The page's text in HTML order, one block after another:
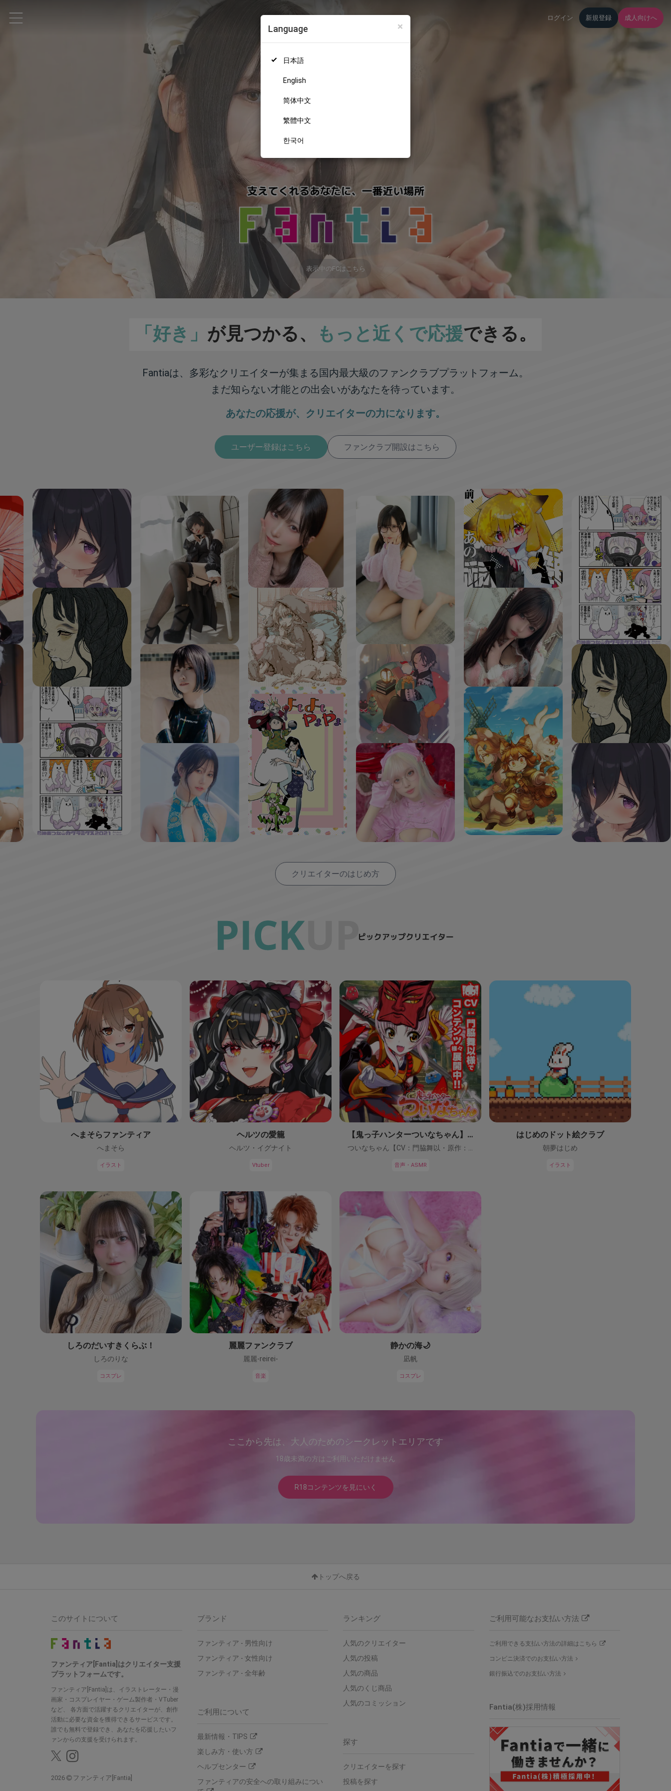
×
Language
日本語
English
简体中文
繁體中文
한국어
ログイン 新規登録 成人向けへ
表示中のFCはこちら
「好き」 が見つかる、 もっと近くで応援できる。
Fantiaは、多彩なクリエイターが集まる国内最大級のファンクラブプラットフォーム。
まだ知らない才能との出会いがあなたを待っています。
あなたの応援が、 クリエイターの力になります。
ユーザー登録はこちら ファンクラブ開設はこちら
クリエイターのはじめ方
へまそらファンティア
へまそら
イラスト
ヘルツの愛籠
ヘルツ・イグナイト
Vtuber
【鬼っ子ハンターついなちゃん】（CV：門脇舞以）プロジェクト！
音声・ASMR
はじめのドット絵クラブ
朝夢はじめ
イラスト
しろのだいすきくらぶ！
しろのりな
コスプレ
麗麗ファンクラブ
麗麗-reirei-
音楽
静かの海🌙
凪帆
コスプレ
ここから先は、大人のためのシークレットエリアです
18歳未満の方はご利用いただけません
R18コンテンツを見にいく
トップへ戻る
ブランド
ファンティア - 男性向け
ファンティア - 女性向け
ファンティア - 全年齢
ご利用について
最新情報・TIPS
楽しみ方・使い方
ヘルプセンター
ファンティアの安全への取り組みについ
ランキング
人気のクリエイター
人気の投稿
人気の商品
人気のくじ商品
人気のコミッション
探す
クリエイターを探す
投稿を探す
ご利用可能なお支払い方法
ご利用できる支払い方法の詳細はこちら
コンビニ決済でのお支払い方法
銀行振込でのお支払い方法
Fantia(株)採用情報
このサイトについて
ファンティア[Fantia]はクリエイター支援
プラットフォームです。
ファンティア[Fantia]は、イラストレーター・漫
画家・コスプレイヤー・ゲーム製作者・VTuber
など、 各方面で活躍するクリエイターが、創作
活動に必要な資金を獲得できるサービスです。
誰でも無料で登録でき、あなたを応援したいフ
ァンからの支援を受けられます。
2026 ファンティア[Fantia]